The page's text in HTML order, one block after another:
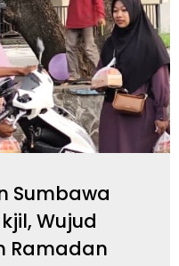
Sumbawa
Wujud
Ramadan